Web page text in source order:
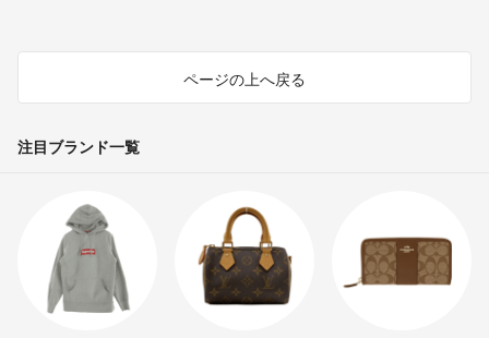
ページの上へ戻る
注目ブランド一覧